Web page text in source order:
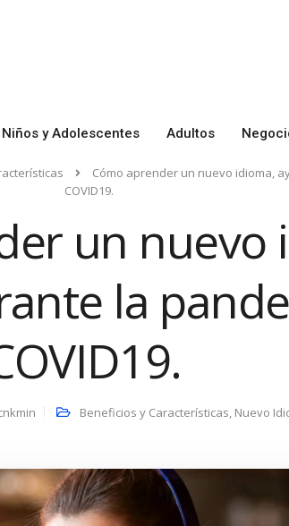
Niños y Adolescentes Adultos
Cómo aprender un nuevo idioma,
COVID19.
un nuevo
la
Beneficios y Características, Nuevo